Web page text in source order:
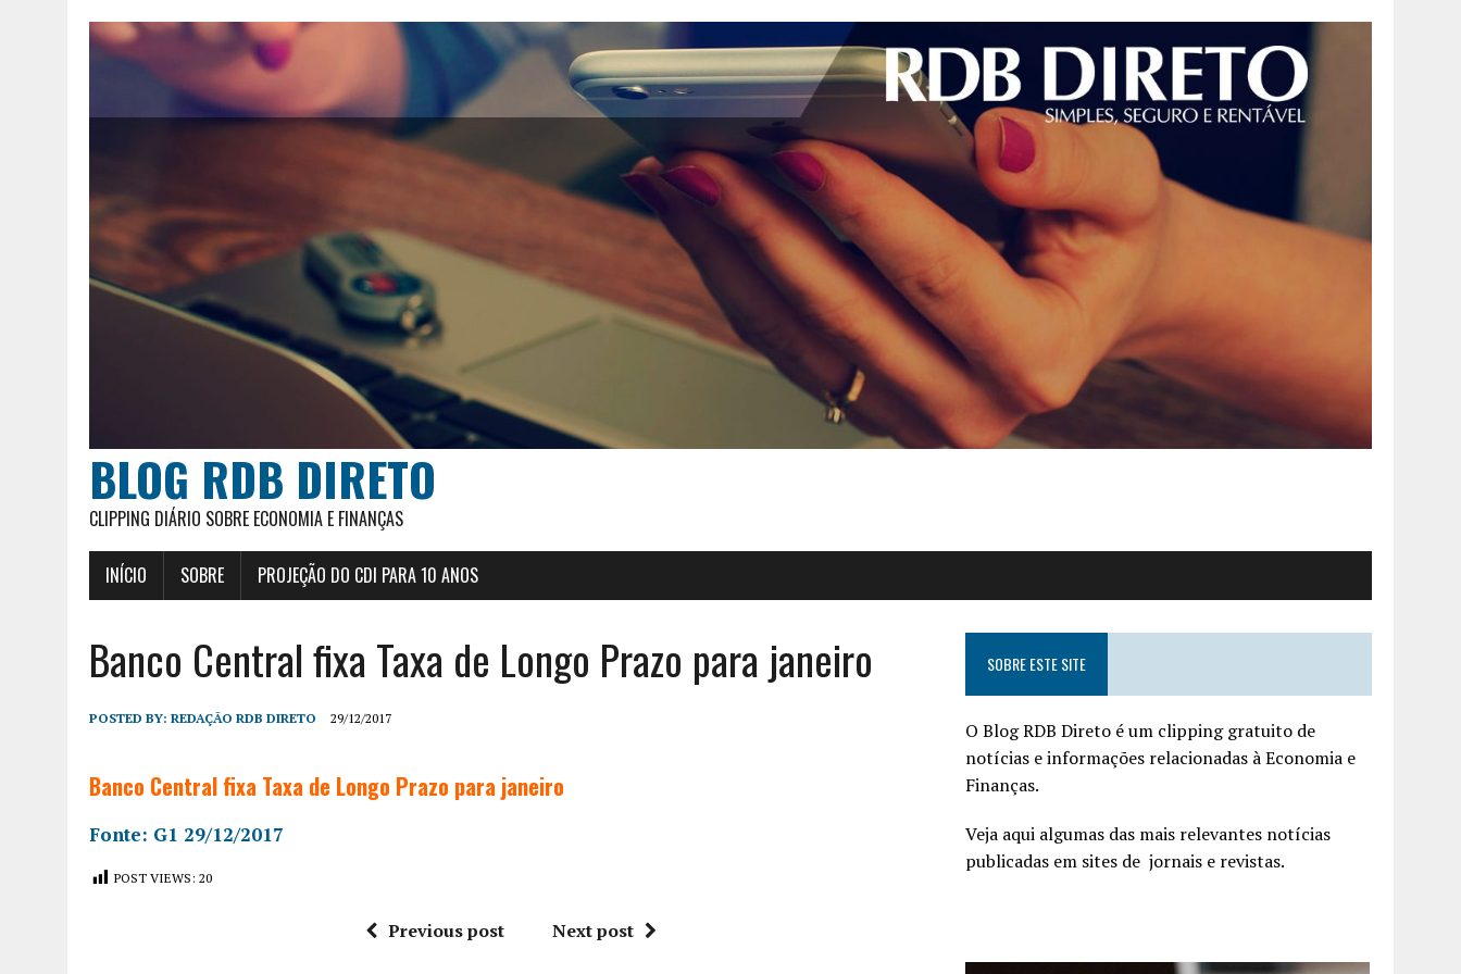
BLOG RDB DIRETO
CLIPPING DIÁRIO SOBRE ECONOMIA E FINANÇAS
INÍCIO SOBRE PROJEÇÃO DO CDI PARA 10 ANOS
Banco Central fixa Taxa de Longo Prazo para janeiro
POSTED BY: REDAÇÃO RDB DIRETO 29/12/2017
Banco Central fixa Taxa de Longo Prazo para janeiro
Fonte: G1 29/12/2017
POST VIEWS: 20
Previous post Next post
SOBRE ESTE SITE
O Blog RDB Direto é um clipping gratuito de
notícias e informações relacionadas à Economia e
Finanças.
Veja aqui algumas das mais relevantes notícias
publicadas em sites de jornais e revistas.